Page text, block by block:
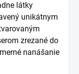
látky
unikátnym
zrezané do
nanášanie